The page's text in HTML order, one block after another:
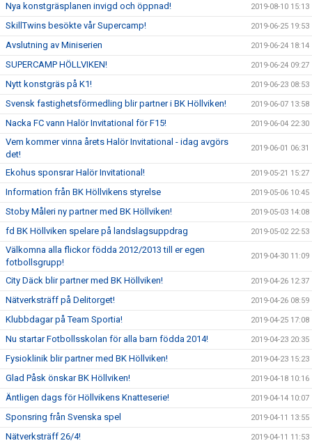
Nya konstgräsplanen invigd och öppnad! 2019-08-10 15:13
SkillTwins besökte vår Supercamp! 2019-06-25 19:53
Avslutning av Miniserien 2019-06-24 18:14
SUPERCAMP HÖLLVIKEN! 2019-06-24 09:27
Nytt konstgräs på K1! 2019-06-23 08:53
Svensk fastighetsförmedling blir partner i BK Höllviken! 2019-06-07 13:58
Nacka FC vann Halör Invitational för F15! 2019-06-04 22:30
Vem kommer vinna årets Halör Invitational - idag avgörs
det!
2019-06-01 06:31
Ekohus sponsrar Halör Invitational! 2019-05-21 15:27
Information från BK Höllvikens styrelse 2019-05-06 10:45
Stoby Måleri ny partner med BK Höllviken! 2019-05-03 14:08
fd BK Höllviken spelare på landslagsuppdrag 2019-05-02 22:53
Välkomna alla flickor födda 2012/2013 till er egen
fotbollsgrupp!
2019-04-30 11:09
City Däck blir partner med BK Höllviken! 2019-04-26 12:37
Nätverksträff på Delitorget! 2019-04-26 08:59
Klubbdagar på Team Sportia! 2019-04-25 17:08
Nu startar Fotbollsskolan för alla barn födda 2014! 2019-04-23 20:35
Fysioklinik blir partner med BK Höllviken! 2019-04-23 15:23
Glad Påsk önskar BK Höllviken! 2019-04-18 10:16
Äntligen dags för Höllvikens Knatteserie! 2019-04-14 10:07
Sponsring från Svenska spel 2019-04-11 13:55
Nätverksträff 26/4! 2019-04-11 11:53